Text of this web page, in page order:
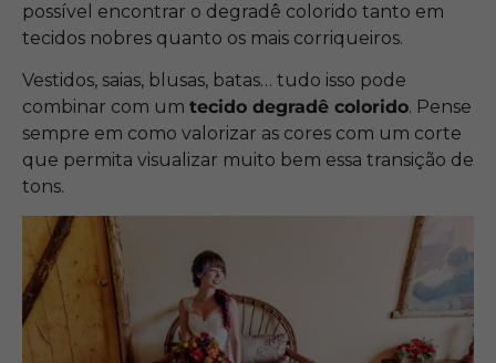
possível encontrar o degradê colorido tanto em
tecidos nobres quanto os mais corriqueiros.
Vestidos, saias, blusas, batas… tudo isso pode
combinar com um tecido degradê colorido. Pense
sempre em como valorizar as cores com um corte
que permita visualizar muito bem essa transição de
tons.